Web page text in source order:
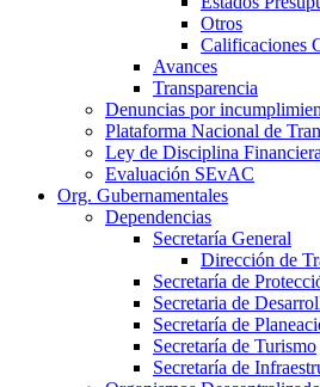
Otros
Calificaciones
Avances
Transparencia
Denuncias por
Plataforma Nacional de
Ley de Disciplina Financiera
Evaluación SEvAC
Org. Gubernamentales
Dependencias
Secretaría General
Dirección de
Secretaría de
Secretaria de
Secretaría de
Secretaría de Turismo
Secretaría de